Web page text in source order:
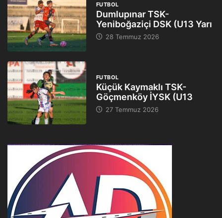
FUTBOL
Dumlupınar TSK-
Yeniboğaziçi DSK (U13 Yarı
28 Temmuz 2026
FUTBOL
Küçük Kaymaklı TSK-
Göçmenköy İYSK (U13
27 Temmuz 2026